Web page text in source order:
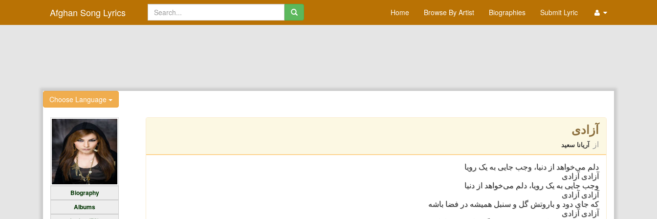
Afghan Song Lyrics Home Browse By Artist Biographies Submit Lyric
Choose Language
Biography
Albums
آزادی
از آریانا سعید
دلم می‌خواهد از دنیا، وجب جایی به یک رویا
آزادی آزادی
وجب جایی به یک رویا، دلم می‌خواهد از دنیا
آزادی آزادی
که جای دود و باروتش گل و سنبل همیشه در فضا باشه
آزادی آزادی